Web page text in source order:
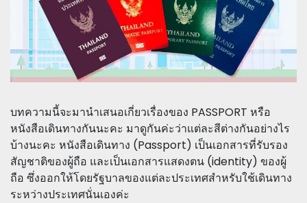
บทความนี้จะมานำเสนอเกี่ยวเรื่องของ PASSPORT หรือ
หนังสือเดินทางกันนะคะ มาดูกันค่ะว่าแต่ละสีต่างกันอย่างไร
บ้างนะคะ หนังสือเดินทาง (Passport) เป็นเอกสารที่รับรอง
สัญชาติของผู้ถือ และเป็นเอกสารแสดงตน (identity) ของผู้
ถือ ซึ่งออกให้โดยรัฐบาลของแต่ละประเทศสำหรับใช้เดินทาง
ระหว่างประเทศนั่นเองค่ะ